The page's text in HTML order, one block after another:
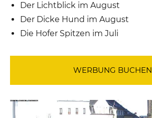
Der Lichtblick im August
Der Dicke Hund im August
Die Hofer Spitzen im Juli
WERBUNG BUCHEN